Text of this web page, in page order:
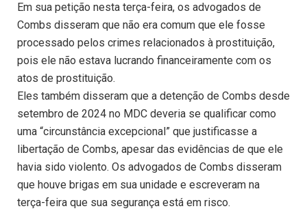
Em sua petição nesta terça-feira, os advogados de
Combs disseram que não era comum que ele fosse
processado pelos crimes relacionados à prostituição,
pois ele não estava lucrando financeiramente com os
atos de prostituição.
Eles também disseram que a detenção de Combs desde
setembro de 2024 no MDC deveria se qualificar como
uma “circunstância excepcional” que justificasse a
libertação de Combs, apesar das evidências de que ele
havia sido violento. Os advogados de Combs disseram
que houve brigas em sua unidade e escreveram na
terça-feira que sua segurança está em risco.